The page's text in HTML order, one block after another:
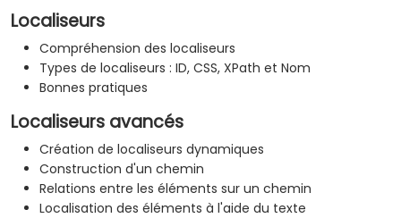
Localiseurs
Compréhension des localiseurs
Types de localiseurs : ID, CSS, XPath et Nom
Bonnes pratiques
Localiseurs avancés
Création de localiseurs dynamiques
Construction d'un chemin
Relations entre les éléments sur un chemin
Localisation des éléments à l'aide du texte